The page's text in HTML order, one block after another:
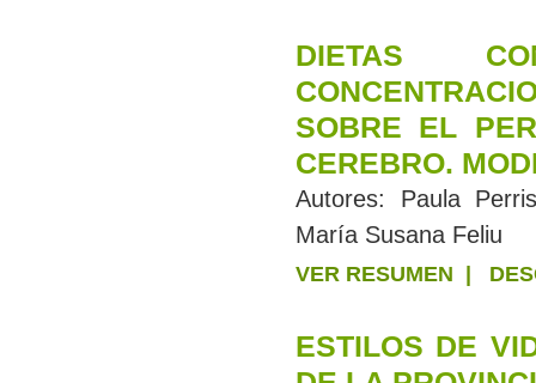
DIETAS
SOBRE EL
CEREBRO.
Autores: Paula
María Susana Feliu
VER RESUMEN
ESTILOS DE